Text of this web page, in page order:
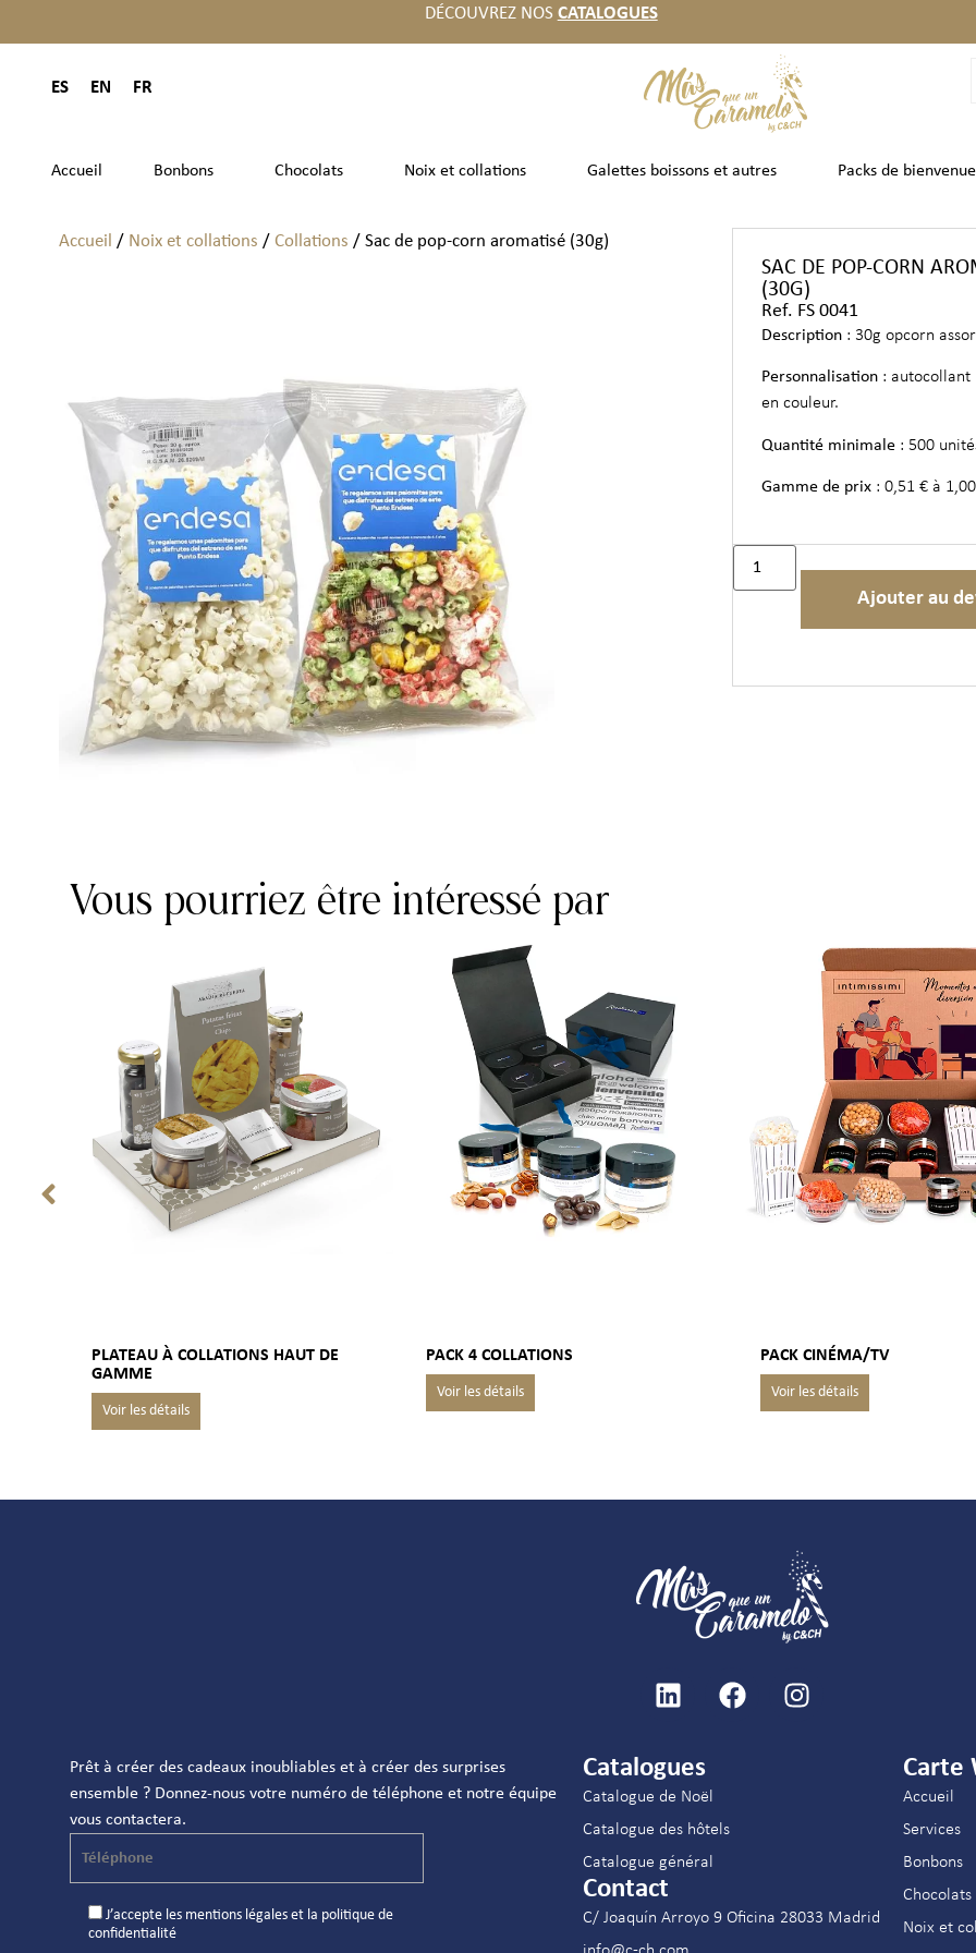
DÉCOUVREZ NOS CATALOGUES
ES EN FR
Accueil Bonbons Chocolats Noix et collations Galettes boissons et autres Packs de
Accueil / Noix et collations / Collations / Sac de pop-corn aromatisé (30g)
SAC DE POP-CORN
(30G)
Ref. FS 0041
Description: 30g opcorn
Personnalisation: autocollant
en couleur.
Quantité minimale: 500
Gamme de prix: 0,51 € à
Ajouter au
Vous pourriez être intéressé par
PLATEAU À COLLATIONS HAUT DE
GAMME
PACK 4 COLLATIONS PACK CINÉMA/TV
Prêt à créer des cadeaux inoubliables et à créer des surprises
ensemble ? Donnez-nous votre numéro de téléphone et notre équipe
vous contactera.
J’accepte les mentions légaleset la politique de
confidentialité
Catalogues
Catalogue de Noël
Catalogue des hôtels
Catalogue général
Contact
C/ Joaquín Arroyo 9 Oficina 28033 Madrid
Carte
Accueil
Services
Bonbons
Chocolats
Noix et